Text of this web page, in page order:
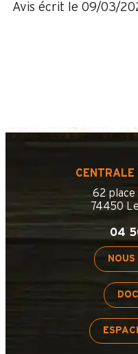
Avis écrit le 09/03/
CENTRALE
62 place
74450
04